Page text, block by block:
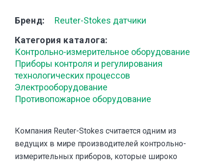
Бренд
Reuter-Stokes датчики
Категория каталога
Контрольно-измерительное оборудование
Приборы контроля и регулирования
технологических процессов
Электрооборудование
Противопожарное оборудование
Компания Reuter-Stokes считается одним из
ведущих в мире производителей контрольно-
измерительных приборов, которые широко